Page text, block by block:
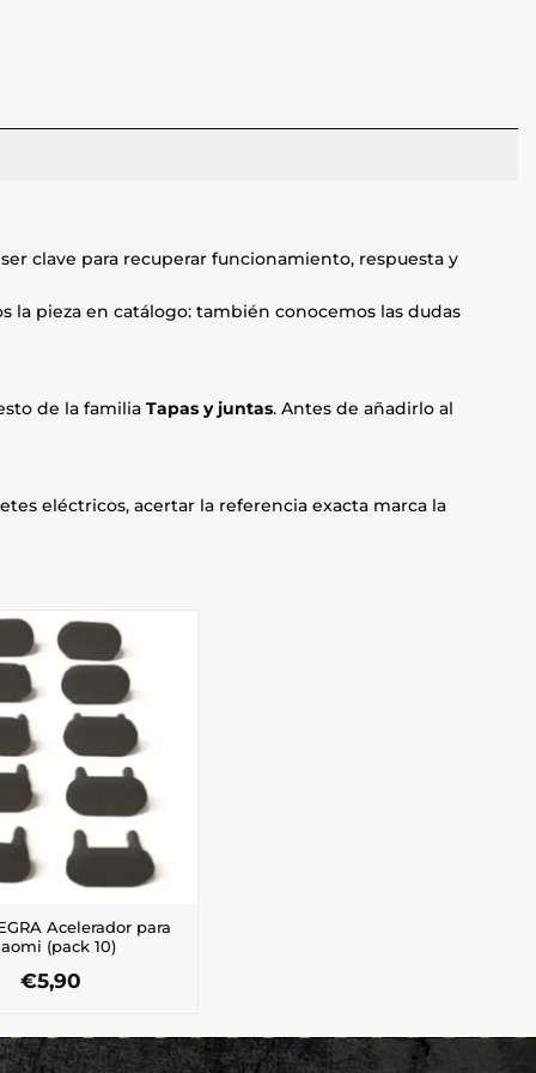
clave para recuperar funcionamiento, respuesta y
pieza en catálogo: también conocemos las dudas
de la familiaTapas y juntas. Antes de añadirlo al
eléctricos, acertar la referencia exacta marca la
Acelerador para
(pack 10)
€5,90